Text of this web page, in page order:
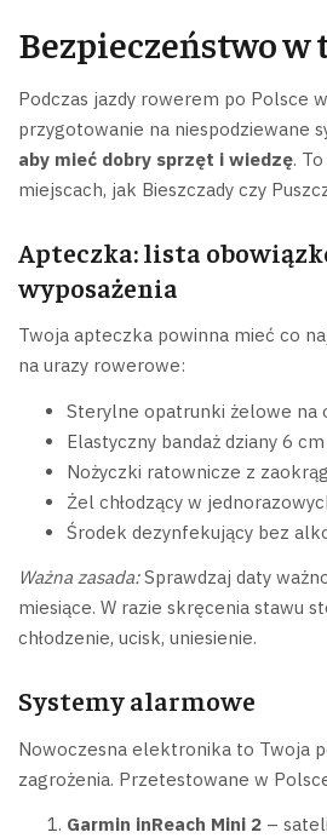
Bezpieczeństwo w
Podczas jazdy rowerem po Polsce
przygotowanie na niespodziewane
aby mieć dobry sprzęt i wiedzę.
miejscach, jak Bieszczady czy
Apteczka: lista
wyposażenia
Twoja apteczka powinna mieć co
na urazy rowerowe:
Sterylne opatrunki żelowe na
Elastyczny bandaż dziany 6 cm
Nożyczki ratownicze z
Żel chłodzący w
Środek dezynfekujący bez
Ważna zasada:Sprawdzaj daty
miesiące. W razie skręcenia stawu
chłodzenie, ucisk, uniesienie.
Systemy alarmowe
Nowoczesna elektronika to Twoja
zagrożenia. Przetestowane w
Garmin inReach Mini 2 –